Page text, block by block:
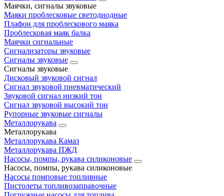
Маячки, сигналы звуковые
Маяки проблесковые светодиодные
Плафон для проблескового маяка
Проблесковая маяк балка
Маячки сигнальные
Сигнализаторы звуковые
Сигналы звуковые
Сигналы звуковые
Дисковый звуковой сигнал
Сигнал звуковой пневматический
Звуковой сигнал низкий тон
Сигнал звуковой высокий тон
Рупорные звуковые сигналы
Металлорукава
Металлорукава
Металлорукава Камаз
Металлорукава ПЖД
Насосы, помпы, рукава силиконовые
Насосы, помпы, рукава силиконовые
Насосы помповые топливные
Пистолеты топливозаправочные